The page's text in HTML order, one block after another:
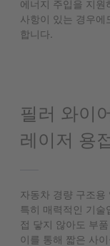
에너지 주입을 지원
사항이 있는 경우에
합니다.
필러 와이
레이저 용
자동차 경량 구조용
특히 매력적인 기술
접 닿지 않아도 부
이를 통해 짧은 사